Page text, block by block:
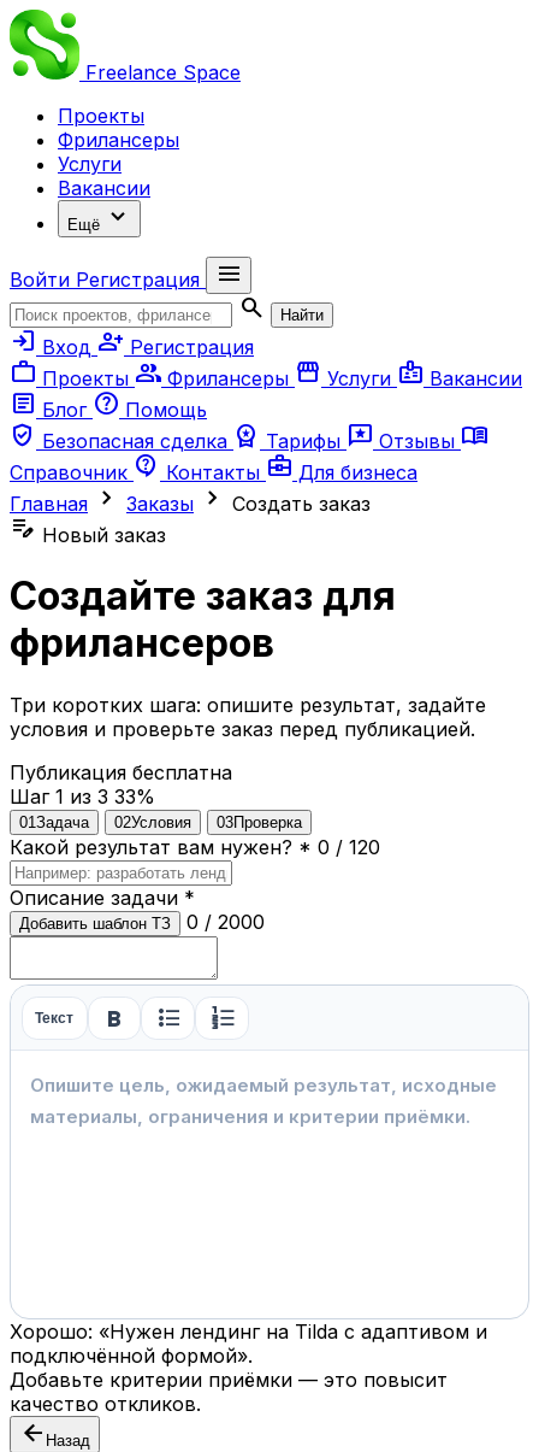
Freelance Space
Проекты
Фрилансеры
Услуги
Вакансии
Ещё expand_more
Войти Регистрация
menu
search
Найти
login Вход person_add Регистрация
work Проекты group Фрилансеры storefront Услуги badge Вакансии
article Блог help Помощь
verified_user Безопасная сделка workspace_premium Тарифы reviews Отзывы menu_book
Справочник contact_support Контакты business_center Для бизнеса
Главная chevron_right Заказы chevron_right Создать заказ
edit_note Новый заказ
Создайте заказ для
фрилансеров
Три коротких шага: опишите результат, задайте
условия и проверьте заказ перед публикацией.
Публикация бесплатна
Шаг 1 из 3 33%
01 Задача 02Условия 03Проверка
Какой результат вам нужен? * 0 / 120
Описание задачи *
Добавить шаблон ТЗ 0 / 2000
Текст format_bold format_list_bulleted format_list_numbered
Хорошо: «Нужен лендинг на Tilda с адаптивом и
подключённой формой».
Добавьте критерии приёмки — это повысит
качество откликов.
arrow_back Назад